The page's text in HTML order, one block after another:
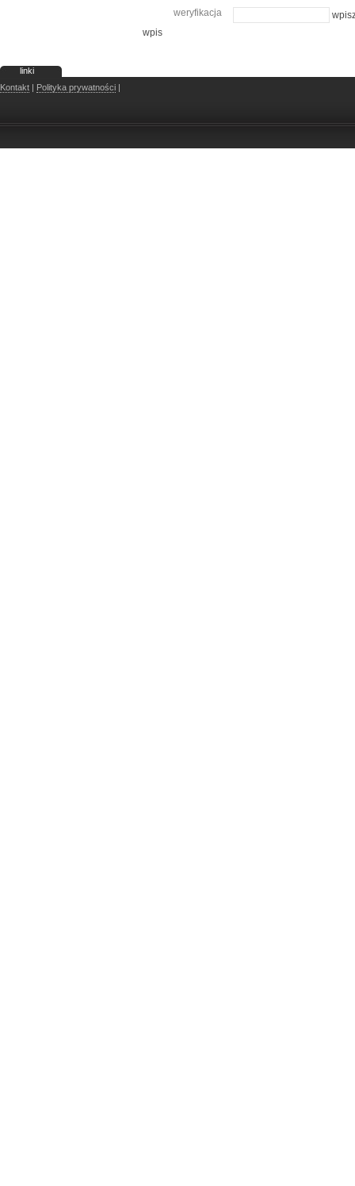
weryfikacja
wpis
linki
Kontakt | Polityka prywatności |